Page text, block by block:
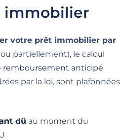
immobilier
votre prêt immobilier par
partiellement), le calcul
remboursement anticipé
par la loi, sont plafonnées
dû au moment du